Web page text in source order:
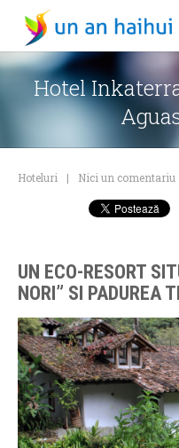
Hotel
Hoteluri Nici un comentariu
UN ECO-RESORT
NORI” SI PADUREA